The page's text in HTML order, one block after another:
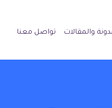
والمقالات تواصل معنا